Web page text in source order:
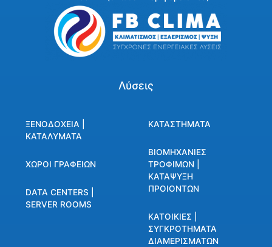
Λύσεις
ΞΕΝΟΔΟΧΕΙΑ |
ΚΑΤΑΛΥΜΑΤΑ
ΧΩΡΟΙ ΓΡΑΦΕΙΩΝ
DATA CENTERS |
SERVER ROOMS
ΚΑΤΑΣΤΗΜΑΤΑ
ΒΙΟΜΗΧΑΝΙΕΣ
ΤΡΟΦΙΜΩΝ |
ΚΑΤΑΨΥΞΗ
ΠΡΟΙΟΝΤΩΝ
ΚΑΤΟΙΚΙΕΣ |
ΣΥΓΚΡΟΤΗΜΑΤΑ
ΔΙΑΜΕΡΙΣΜΑΤΩΝ